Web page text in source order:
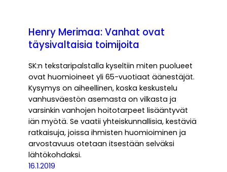
Henry Merimaa: Vanhat ovat
täysivaltaisia toimijoita
SK:n tekstaripalstalla kyseltiin miten puolueet
ovat huomioineet yli 65-vuotiaat äänestäjät.
Kysymys on aiheellinen, koska keskustelu
vanhusväestön asemasta on vilkasta ja
varsinkin vanhojen hoitotarpeet lisääntyvät
iän myötä. Se vaatii yhteiskunnallisia, kestäviä
ratkaisuja, joissa ihmisten huomioiminen ja
arvostavuus otetaan itsestään selväksi
lähtökohdaksi.
16.1.2019